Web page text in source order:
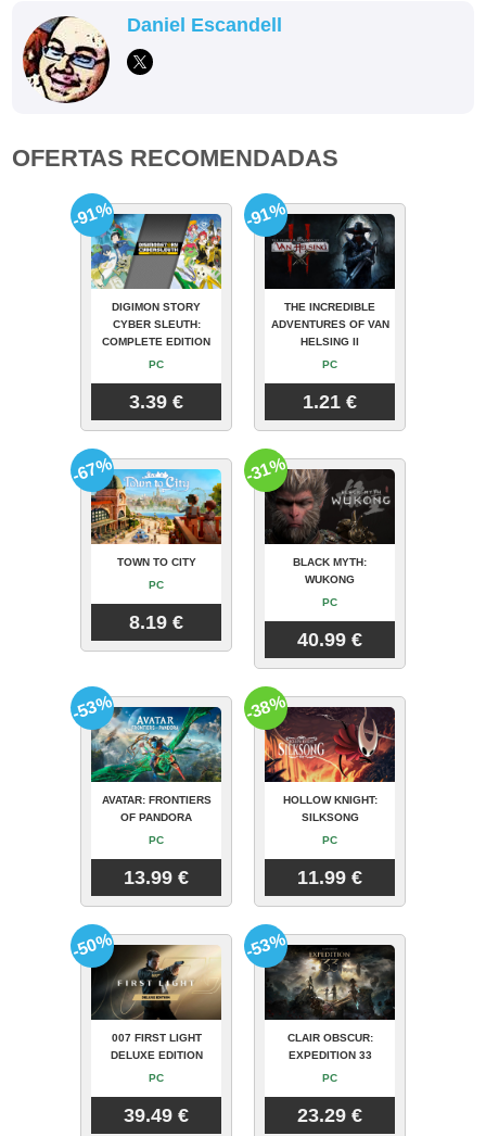
Daniel Escandell
OFERTAS RECOMENDADAS
DIGIMON STORY
CYBER SLEUTH:
COMPLETE EDITION
PC
3.39 €
-91%
THE INCREDIBLE
ADVENTURES OF VAN
HELSING II
PC
1.21 €
-91%
TOWN TO CITY
PC
8.19 €
-67%
BLACK MYTH:
WUKONG
PC
40.99 €
-31%
AVATAR: FRONTIERS
OF PANDORA
PC
13.99 €
-53%
HOLLOW KNIGHT:
SILKSONG
PC
11.99 €
-38%
007 FIRST LIGHT
DELUXE EDITION
PC
39.49 €
-50%
CLAIR OBSCUR:
EXPEDITION 33
PC
23.29 €
-53%